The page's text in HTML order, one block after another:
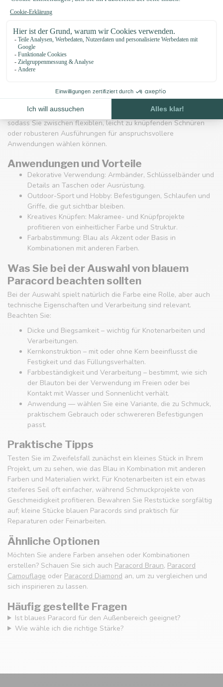
geflochtenen Struktur von Paracord. Blaues Paracord wird oft
gewählt, um optisch aufzufallen, Farbkombinationen zu schaffen
verleihen.
Was finden Sie in dieser Kategorie?
Hier finden Sie blaue Paracord-Produkte, die sich für Schmuck,
Denken Sie an Schnüre für Armbänder, Schlüsselanhänger,
Griffe und dekorative Bindungen. Die Kategorie umfasst
Varianten mit unterschiedlichen Stärken und Kernoptionen,
sodass Sie zwischen flexiblen, leicht zu knüpfenden Schnüren
oder robusteren Ausführungen für anspruchsvollere
Anwendungen wählen können.
Anwendungen und Vorteile
Dekorative Verwendung: Armbänder, Schlüsselbänder und
Details an Taschen oder Ausrüstung.
Outdoor-Sport und Hobby: Befestigungen, Schlaufen und
Griffe, die gut sichtbar bleiben.
Kreatives Knüpfen: Makramee- und Knüpfprojekte
profitieren von einheitlicher Farbe und Struktur.
Farbabstimmung: Blau als Akzent oder Basis in
Kombinationen mit anderen Farben.
Was Sie bei der Auswahl von blauem
Paracord beachten sollten
Bei der Auswahl spielt natürlich die Farbe eine Rolle, aber auch
technische Eigenschaften und Verarbeitung sind relevant.
Beachten Sie:
Dicke und Biegsamkeit – wichtig für Knotenarbeiten und
Verarbeitungen.
Kernkonstruktion – mit oder ohne Kern beeinflusst die
Festigkeit und das Füllungsverhalten.
Farbbeständigkeit und Verarbeitung – bestimmt, wie sich
der Blauton bei der Verwendung im Freien oder bei
Kontakt mit Wasser und Sonnenlicht verhält.
Anwendung — wählen Sie eine Variante, die zu Schmuck,
praktischem Gebrauch oder schwereren Befestigungen
passt.
Praktische Tipps
Testen Sie im Zweifelsfall zunächst ein kleines Stück in Ihrem
Projekt, um zu sehen, wie das Blau in Kombination mit anderen
Farben und Materialien wirkt. Für Knotenarbeiten ist ein etwas
steiferes Seil oft einfacher, während Schmuckprojekte von
Geschmeidigkeit profitieren. Bewahren Sie Reststücke sorgfältig
auf; kleine Stücke blauen Paracords sind praktisch für
Reparaturen oder Feinarbeiten.
Ähnliche Optionen
Möchten Sie andere Farben ansehen oder Kombinationen
erstellen? Schauen Sie sich auch Paracord Braun, Paracord
Camouflage oder Paracord Diamond an, um zu vergleichen und
sich inspirieren zu lassen.
Häufig gestellte Fragen
Ist blaues Paracord für den Außenbereich geeignet?
Wie wähle ich die richtige Stärke?